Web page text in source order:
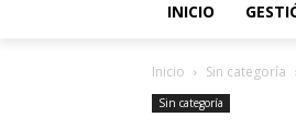
INICIO
Inicio Sin categoría
Sin categoría